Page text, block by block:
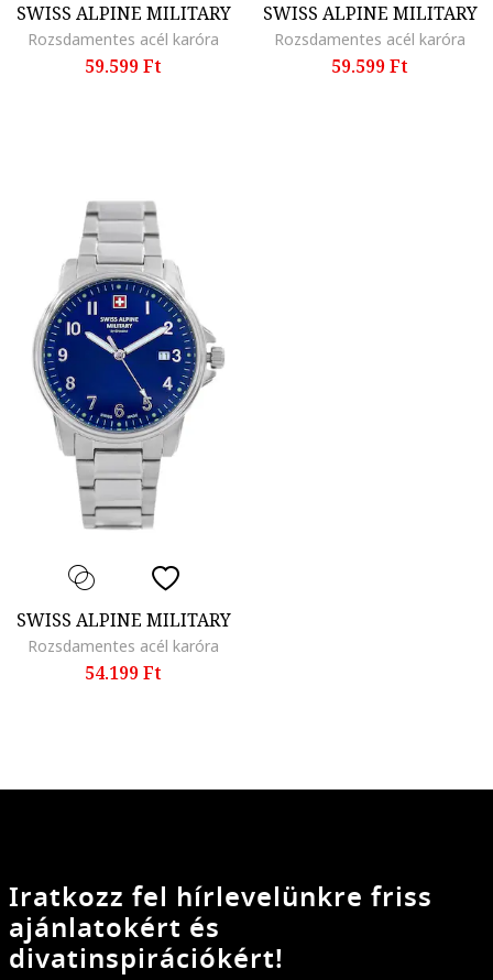
SWISS ALPINE MILITARY
Rozsdamentes acél karóra
59.599 Ft
SWISS ALPINE MILITARY
Rozsdamentes acél karóra
59.599 Ft
SWISS ALPINE MILITARY
Rozsdamentes acél karóra
54.199 Ft
Iratkozz fel hírlevelünkre friss
ajánlatokért és
divatinspirációkért!